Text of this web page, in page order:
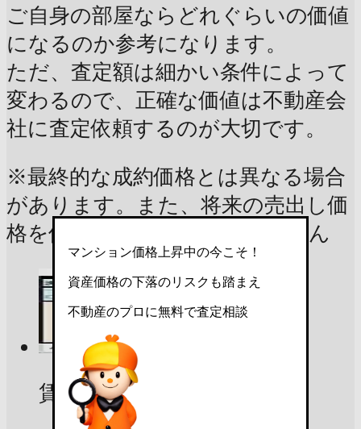
ご自身の部屋ならどれぐらいの価値
になるのか参考になります。
ただ、査定額は細かい条件によって
変わるので、正確な価値は不動産会
社に査定依頼するのが大切です。
※最終的な成約価格とは異なる場合
があります。また、将来の売出し価
格を保証するものではありません
賃貸募集中
マンション価格上昇中の今こそ！
資産価格の下落のリスクも踏まえ
不動産のプロに無料で査定相談